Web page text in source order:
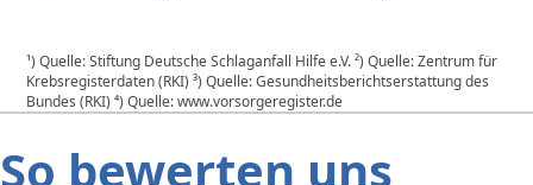
¹) Quelle: Stiftung Deutsche Schlaganfall Hilfe e.V. ²) Quelle: Zentrum für
Krebsregisterdaten (RKI) ³) Quelle: Gesundheitsberichtserstattung des
Bundes (RKI) ⁴) Quelle: www.vorsorgeregister.de
So bewerten uns